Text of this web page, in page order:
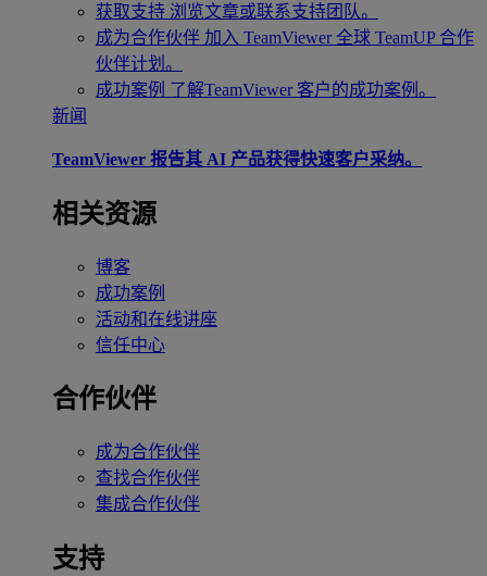
获取支持 浏览文章或联系支持团队。
成为合作伙伴 加入 TeamViewer 全球 TeamUP 合作
伙伴计划。
成功案例 了解TeamViewer 客户的成功案例。
新闻
TeamViewer 报告其 AI 产品获得快速客户采纳。
相关资源
博客
成功案例
活动和在线讲座
信任中心
合作伙伴
成为合作伙伴
查找合作伙伴
集成合作伙伴
支持